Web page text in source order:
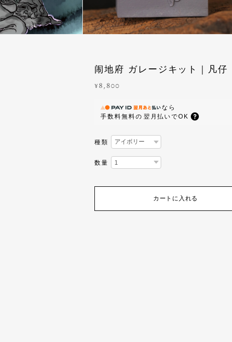
闹地府 ガレージキット｜凡仔
¥8,800
なら
手数料無料の 翌月払いでOK
種類
数量
カートに入れる